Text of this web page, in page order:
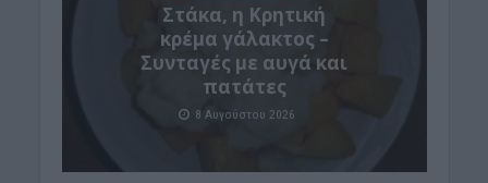
Στάκα, η Κρητική
κρέμα γάλακτος –
Συνταγές με αυγά και
πατάτες
8 Αυγούστου 2026